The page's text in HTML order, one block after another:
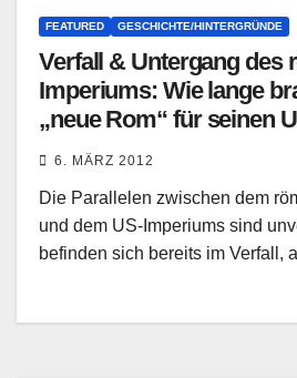
FEATURED GESCHICHTE/HINTERGRÜNDE
Verfall & Untergang des
Imperiums: Wie lange
„neue Rom“ für seinen
6. MÄRZ 2012
Die Parallelen zwischen dem
und dem US-Imperiums sind
befinden sich bereits im Verfall,